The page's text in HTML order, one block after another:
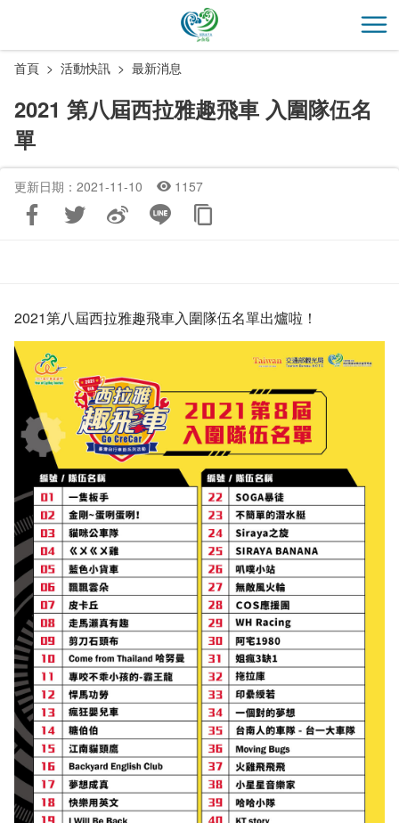
主
開
首頁 活動快訊 最新消息
2021 第八屆西拉雅趣飛車 入圍隊伍名
單
更新日期：2021-11-10 1157
2021第八屆西拉雅趣飛車入圍隊伍名單出爐啦！